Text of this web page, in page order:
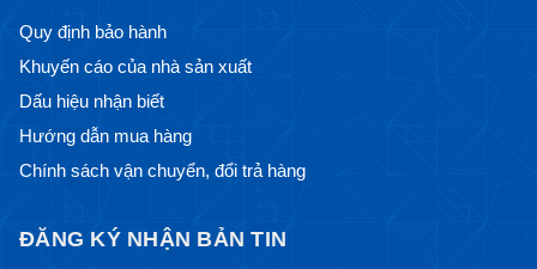
Quy định bảo hành
Khuyến cáo của nhà sản xuất
Dấu hiệu nhận biết
Hướng dẫn mua hàng
Chính sách vận chuyển, đổi trả hàng
ĐĂNG KÝ NHẬN BẢN TIN